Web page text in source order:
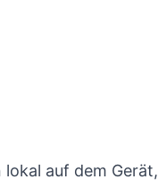
auf dem Gerät,